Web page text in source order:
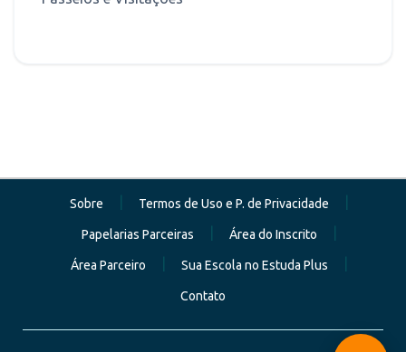
Sobre Termos de Uso e P. de Privacidade
Papelarias Parceiras Área do Inscrito
Área Parceiro Sua Escola no Estuda Plus
Contato